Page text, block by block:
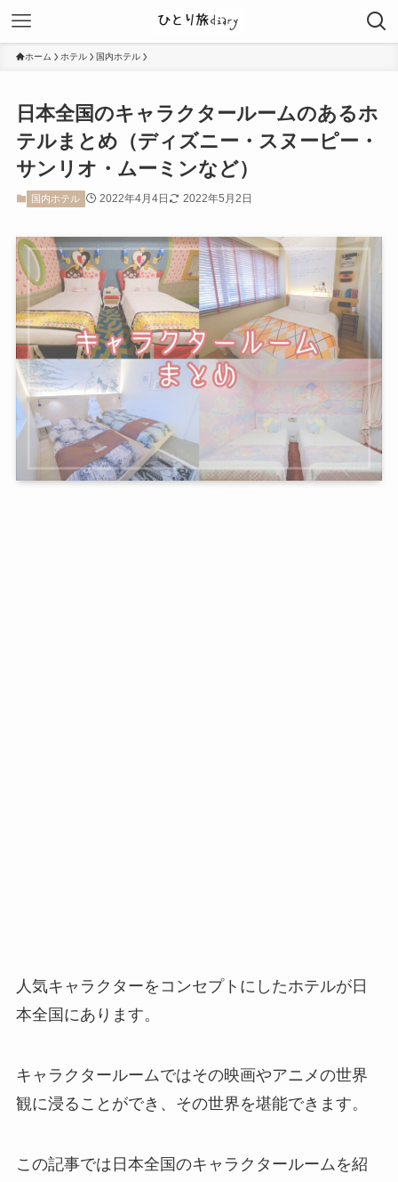
ホーム ホテル 国内ホテル
日本全国のキャラクタールームのあるホ
テルまとめ（ディズニー・スヌーピー・
サンリオ・ムーミンなど）
国内ホテル 2022年4月4日 2022年5月2日
人気キャラクターをコンセプトにしたホテルが日
本全国にあります。
キャラクタールームではその映画やアニメの世界
観に浸ることができ、その世界を堪能できます。
この記事では日本全国のキャラクタールームを紹